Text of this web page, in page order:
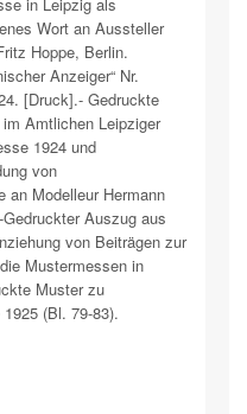
Wort an Aussteller
Hoppe, Berlin.
Anzeiger“ Nr.
[Druck].- Gedruckte
Amtlichen Leipziger
1924 und
von
an Modelleur Hermann
Auszug aus
von Beiträgen zur
Mustermessen in
Muster zu
(Bl. 79-83).